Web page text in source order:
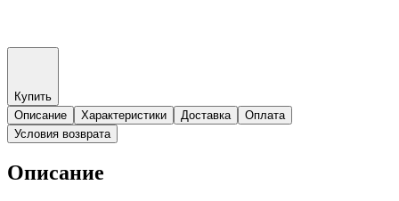
Купить
Описание
Характеристики Доставка
Оплата
Условия возврата
Описание